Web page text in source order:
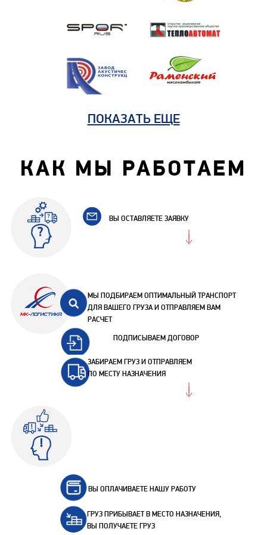
ПОКАЗАТЬ ЕЩЕ
КАК МЫ РАБОТАЕМ
ВЫ ОСТАВЛЯЕТЕ ЗАЯВКУ
МЫ ПОДБИРАЕМ ОПТИМАЛЬНЫЙ ТРАНСПОРТ
ДЛЯ ВАШЕГО ГРУЗА И ОТПРАВЛЯЕМ ВАМ
РАСЧЕТ
ПОДПИСЫВАЕМ ДОГОВОР
ЗАБИРАЕМ ГРУЗ И ОТПРАВЛЯЕМ
ПО МЕСТУ НАЗНАЧЕНИЯ
ВЫ ОПЛАЧИВАЕТЕ НАШУ РАБОТУ
ГРУЗ ПРИБЫВАЕТ В МЕСТО НАЗНАЧЕНИЯ,
ВЫ ПОЛУЧАЕТЕ ГРУЗ